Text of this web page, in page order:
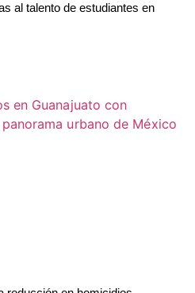
al talento de estudiantes en